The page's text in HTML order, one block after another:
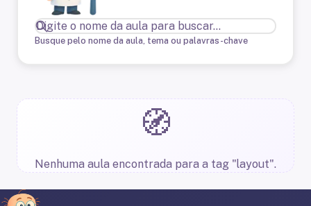
Busque pelo nome da aula, tema ou palavras-chave
🧭
Nenhuma aula encontrada para a tag "layout".